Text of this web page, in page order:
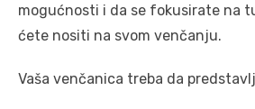
mogućnosti i da se fokusirate na
ćete nositi na svom venčanju.
Vaša venčanica treba da